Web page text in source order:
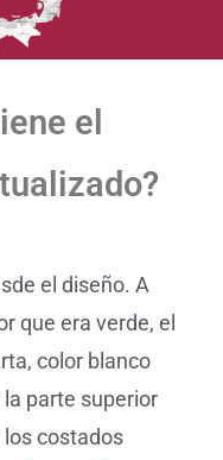
el
el diseño. A
que era verde, el
color blanco
parte superior
costados